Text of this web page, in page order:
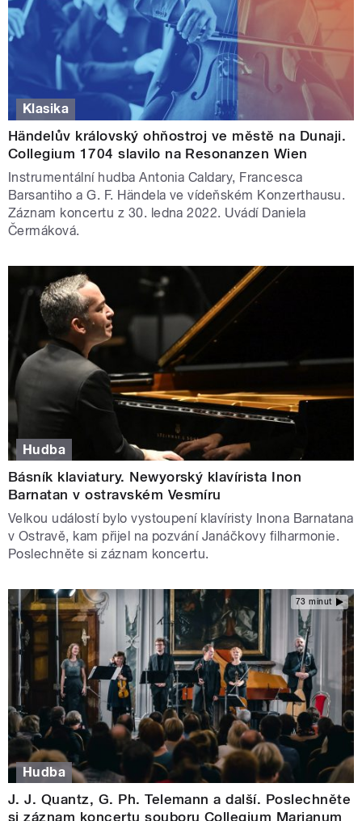
Klasika
Händelův královský ohňostroj ve městě na Dunaji.
Collegium 1704 slavilo na Resonanzen Wien
Instrumentální hudba Antonia Caldary, Francesca
Barsantiho a G. F. Händela ve vídeňském Konzerthausu.
Záznam koncertu z 30. ledna 2022. Uvádí Daniela
Čermáková.
Hudba
Básník klaviatury. Newyorský klavírista Inon
Barnatan v ostravském Vesmíru
Velkou událostí bylo vystoupení klavíristy Inona Barnatana
v Ostravě, kam přijel na pozvání Janáčkovy filharmonie.
Poslechněte si záznam koncertu.
73 minut
Hudba
J. J. Quantz, G. Ph. Telemann a další. Poslechněte
si záznam koncertu souboru Collegium Marianum